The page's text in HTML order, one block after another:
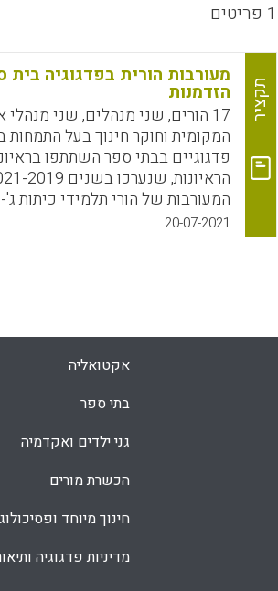
1 פריטים
תקציר
מעורבות הורית בפדגוגיה בית
הזדמנות
17 הורים, שני מנהלים, שני
המקומית וחוקר חינוך בעל התמחות
פדגוגיים בבתי ספר השתתפו
המעורבות של הורי תלמידי כיתות
יסודיים בישראל. ההורים גילו
ילדיהם, לקחו חלק פעיל
WhatsApp
Facebook
Email
X
20-07-2021
אקטואליה
בתי ספר
גני ילדים ואקדמיה
הכשרת מורים
חינוך מיוחד
מדיניות פדגוגיה